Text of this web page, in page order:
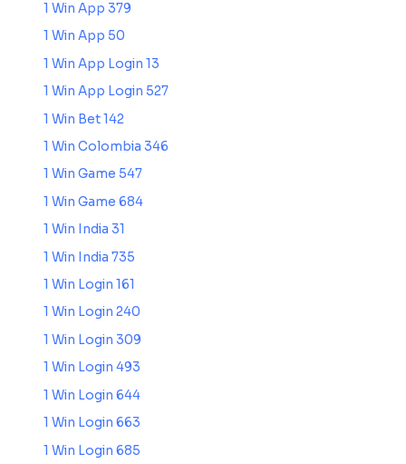
1 Win App 379
1 Win App 50
1 Win App Login 13
1 Win App Login 527
1 Win Bet 142
1 Win Colombia 346
1 Win Game 547
1 Win Game 684
1 Win India 31
1 Win India 735
1 Win Login 161
1 Win Login 240
1 Win Login 309
1 Win Login 493
1 Win Login 644
1 Win Login 663
1 Win Login 685